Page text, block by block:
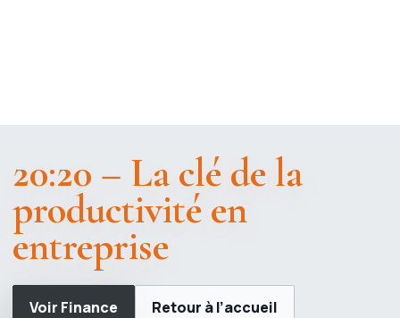
20:20 – La clé de la
productivité en
entreprise
Voir Finance Retour à l’accueil